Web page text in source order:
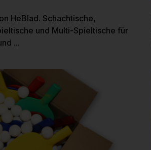
HeBlad. Schachtische,
und Multi-Spieltische für
...